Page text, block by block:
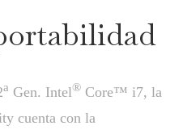
a Gen. Intel® Core™ i7, la
cuenta con la